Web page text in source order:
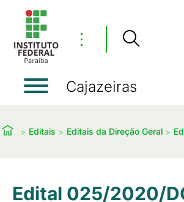
⋮
Cajazeiras
Editais Editais da Direção Geral
Edital 025/2020/